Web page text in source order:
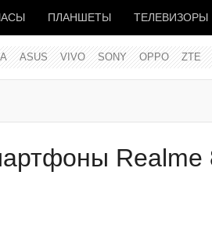
ПЛАНШЕТЫ ТЕЛЕВИЗОРЫ
ASUS VIVO SONY OPPO ZTE
Realme